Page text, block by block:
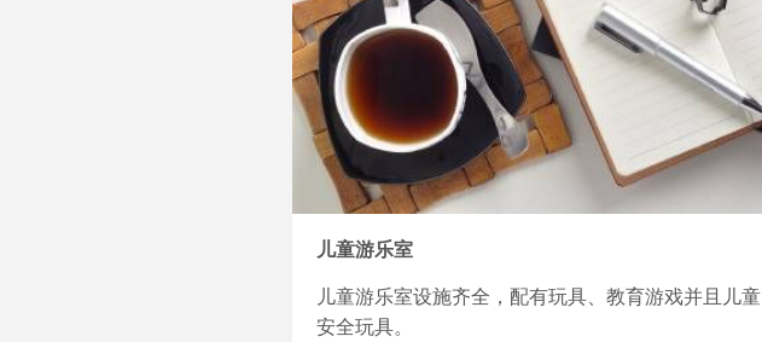
儿童游乐室
儿童游乐室设施齐全，配有玩具、教育游戏并且儿童
安全玩具。